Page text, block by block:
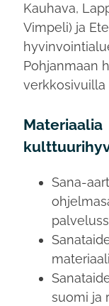
Kauhava,
Vimpeli) ja
Pohjanmaan
verkkosivuilla
Materiaalia
Sana-
suomi ja